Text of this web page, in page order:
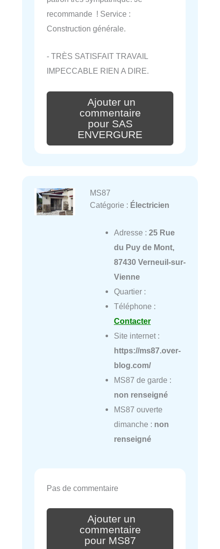
recommande ! Service :
Construction générale.
- TRÈS SATISFAIT TRAVAIL
IMPECCABLE RIEN A DIRE.
Ajouter un
commentaire
pour SAS
ENVERGURE
MS87
Catégorie : Électricien
Adresse : 25 Rue
du Puy de Mont,
87430 Verneuil-sur-
Vienne
Quartier :
Téléphone :
Contacter
Site internet :
https://ms87.over-
blog.com/
MS87 de garde :
non renseigné
MS87 ouverte
dimanche : non
renseigné
Pas de commentaire
Ajouter un
commentaire
pour MS87